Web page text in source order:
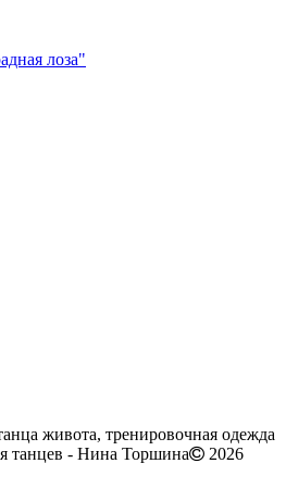
лоза"
живота, тренировочная одежда
танцев - Нина Торшина
2026